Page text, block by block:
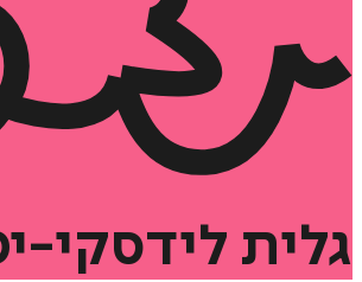
גלית לידסקי-